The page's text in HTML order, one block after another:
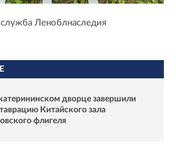
служба Леноблнаследия
дворце завершили
Китайского зала
флигеля